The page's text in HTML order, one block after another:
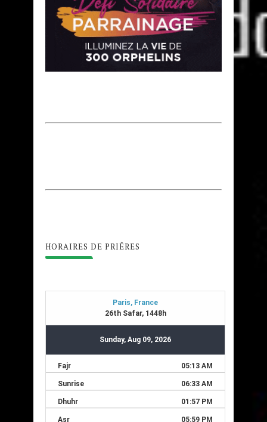
HORAIRES DE PRIÊRES